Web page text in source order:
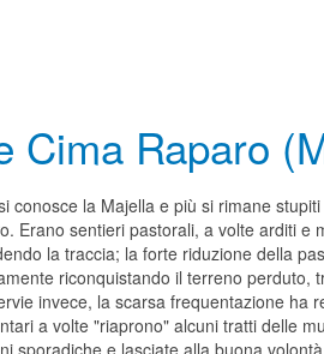
Cima Raparo
conosce la Majella e più si rimane
Erano sentieri pastorali, a volte arditi e
la traccia; la forte riduzione della
riconquistando il terreno perduto,
invece, la scarsa frequentazione ha
a volte "riaprono" alcuni tratti delle
sporadiche e lasciate alla buona